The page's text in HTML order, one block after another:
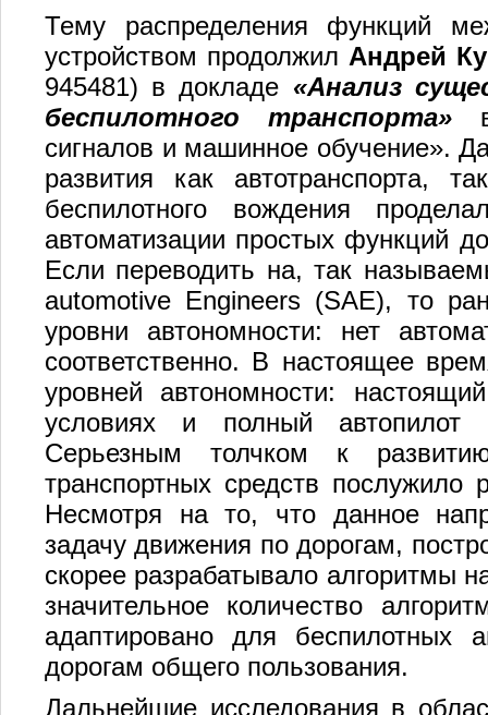
Тему распределения функций
устройством продолжил Андрей
945481) в докладе «Анализ
беспилотного транспорта»в
сигналов и машинное обучение».
развития как автотранспорта,
беспилотного вождения
автоматизации простых функций
Если переводить на, так
automotive Engineers (SAE), то
уровни автономности: нет
соответственно. В настоящее
уровней автономности:
условиях и полный автопилот
Серьезным толчком к
транспортных средств послужило
Несмотря на то, что данное
задачу движения по дорогам,
скорее разрабатывало алгоритмы
значительное количество
адаптировано для беспилотных
дорогам общего пользования.
Дальнейшие исследования в